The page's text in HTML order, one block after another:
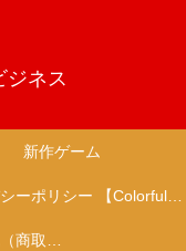
ジネス
新作ゲーム
プライバシーポリシー 【Colorful Creation】
特定商取引法に基づく表記（商取引に関する開示）